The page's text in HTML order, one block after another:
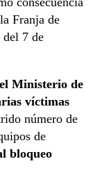
Franja de
del 7 de
el Ministerio de
víctimas
número de
de
bloqueo